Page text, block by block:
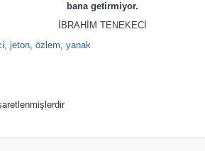
bana getirmiyor.
İBRAHİM TENEKECİ
, jeton, özlem, yanak